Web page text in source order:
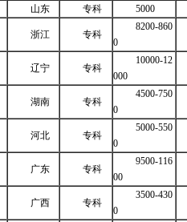
山东 专科 5000
浙江 专科
8200-860
0
辽宁 专科
10000-12
000
湖南 专科
4500-750
0
河北 专科
5000-550
0
广东 专科
9500-116
00
广西 专科
3500-430
0